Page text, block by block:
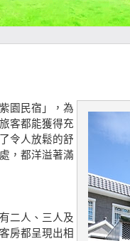
園民宿」，為
客都能獲得充
令人放鬆的舒
，都洋溢著滿
二人、三人及
房都呈現出相